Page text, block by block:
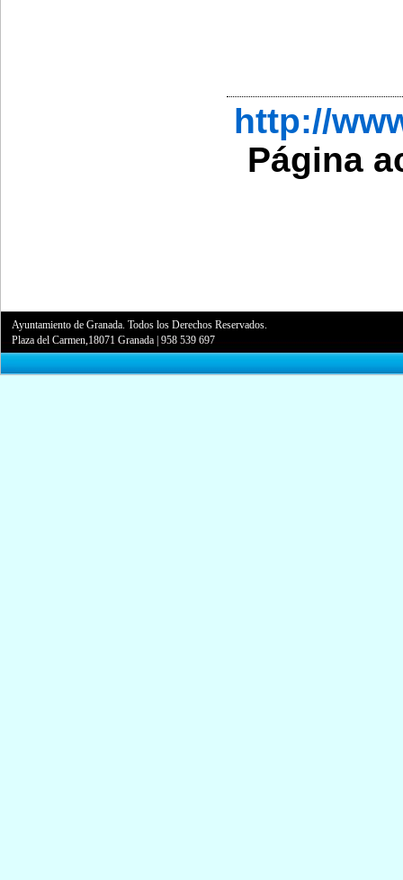
http://
Página
Ayuntamiento de Granada. Todos los Derechos Reservados.
Plaza del Carmen,18071 Granada |958 539 697